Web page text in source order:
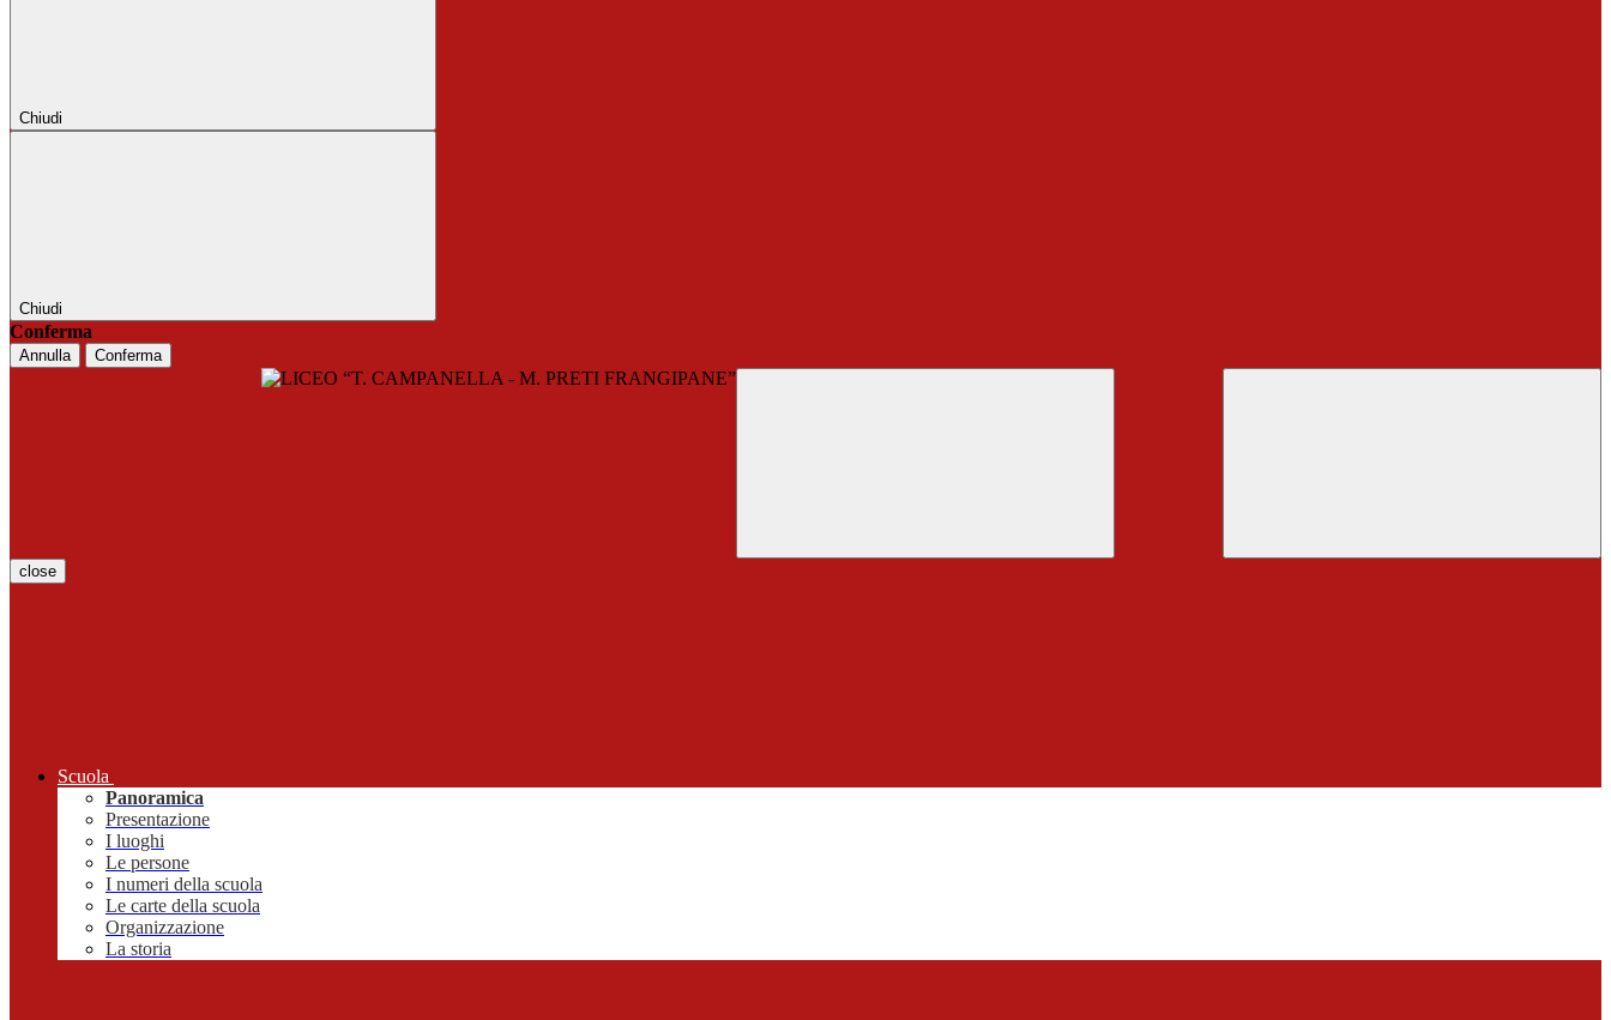
Chiudi
Chiudi
Conferma
Annulla Conferma
close
Scuola
Panoramica
Presentazione
I luoghi
Le persone
I numeri della scuola
Le carte della scuola
Organizzazione
La storia